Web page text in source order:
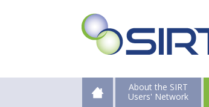
About the SIRT
Users' Network